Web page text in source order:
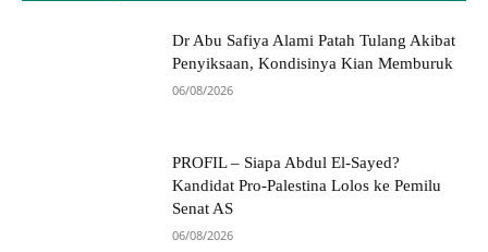
Dr Abu Safiya Alami Patah Tulang Akibat
Penyiksaan, Kondisinya Kian Memburuk
06/08/2026
PROFIL – Siapa Abdul El-Sayed?
Kandidat Pro-Palestina Lolos ke Pemilu
Senat AS
06/08/2026